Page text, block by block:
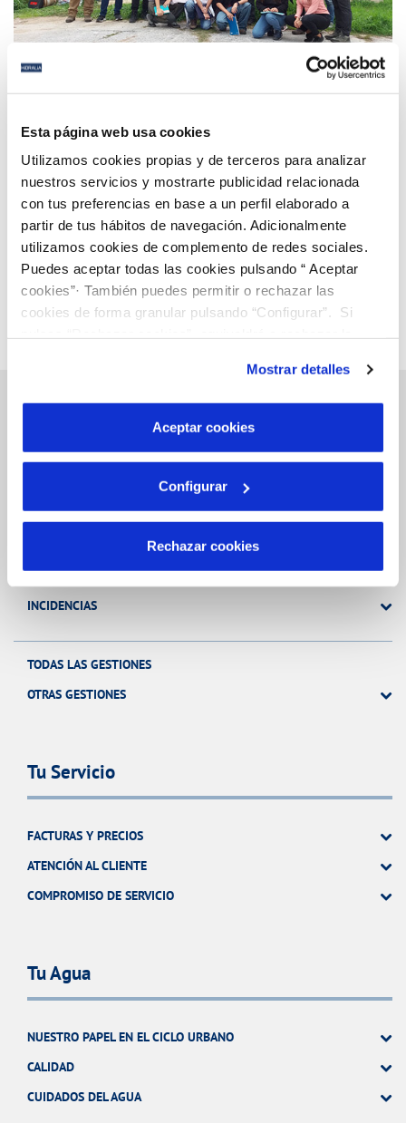
Esta página web usa cookies
Utilizamos cookies propias y de terceros para analizar
nuestros servicios y mostrarte publicidad relacionada
con tus preferencias en base a un perfil elaborado a
partir de tus hábitos de navegación. Adicionalmente
utilizamos cookies de complemento de redes sociales.
Puedes aceptar todas las cookies pulsando “ Aceptar
cookies”· También puedes permitir o rechazar las
cookies de forma granular pulsando “Configurar”. Si
son indispensables para que el sitio web funcione y que
por tanto no se pueden desactivar. Puedes consultar
más información en nuestraPolítica de Cookies
Mostrar detalles
Aceptar cookies
Configurar
Rechazar cookies
Hidralia y Aguas de Torremolinos colaboran un año
gestión del agua
Página 22 de 112
Anterior Siguiente
Gestiones Online
FACTURAS, PAGOS Y CONSUMOS
MODIFICACIÓN DE DATOS
INCIDENCIAS
TODAS LAS GESTIONES
OTRAS GESTIONES
Tu Servicio
FACTURAS Y PRECIOS
ATENCIÓN AL CLIENTE
COMPROMISO DE SERVICIO
Tu Agua
NUESTRO PAPEL EN EL CICLO URBANO
CALIDAD
CUIDADOS DEL AGUA